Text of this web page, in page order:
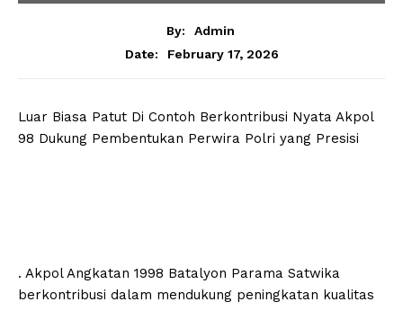
By:
Admin
Date:
February 17, 2026
Luar Biasa Patut Di Contoh Berkontribusi Nyata Akpol
98 Dukung Pembentukan Perwira Polri yang Presisi
. Akpol Angkatan 1998 Batalyon Parama Satwika
berkontribusi dalam mendukung peningkatan kualitas